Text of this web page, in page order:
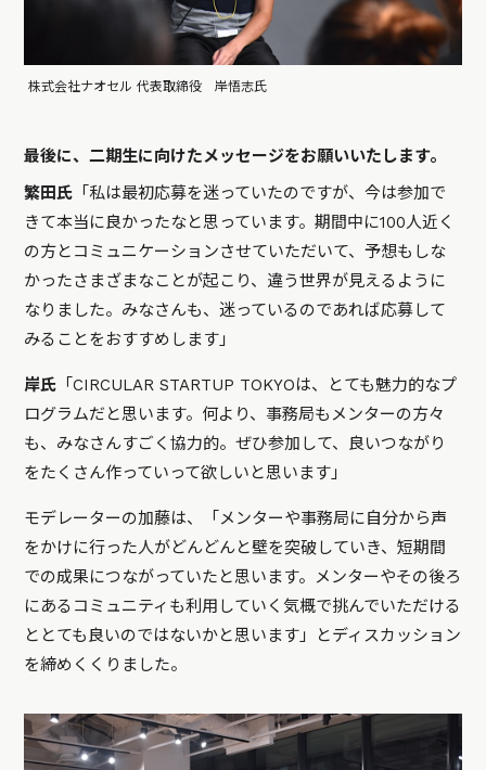
株式会社ナオセル 代表取締役 岸悟志氏
最後に、二期生に向けたメッセージをお願いいたします。
繁田氏 「私は最初応募を迷っていたのですが、今は参加で
きて本当に良かったなと思っています。期間中に100人近く
の方とコミュニケーションさせていただいて、予想もしな
かったさまざまなことが起こり、違う世界が見えるように
なりました。みなさんも、迷っているのであれば応募して
みることをおすすめします」
岸氏 「CIRCULAR STARTUP TOKYOは、とても魅力的なプ
ログラムだと思います。何より、事務局もメンターの方々
も、みなさんすごく協力的。ぜひ参加して、良いつながり
をたくさん作っていって欲しいと思います」
モデレーターの加藤は、「メンターや事務局に自分から声
をかけに行った人がどんどんと壁を突破していき、短期間
での成果につながっていたと思います。メンターやその後ろ
にあるコミュニティも利用していく気概で挑んでいただける
ととても良いのではないかと思います」とディスカッション
を締めくくりました。